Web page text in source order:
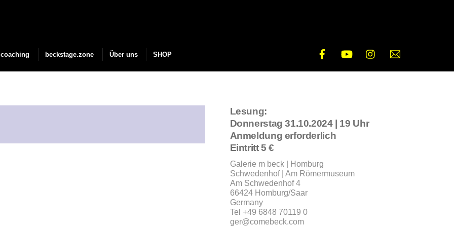
coaching beckstage.zone Über uns SHOP
Lesung:
Donnerstag 31.10.2024 | 19 Uhr
Anmeldung erforderlich
Eintritt 5 €
Galerie m beck | Homburg
Schwedenhof | Am Römermuseum
Am Schwedenhof 4
66424 Homburg/Saar
Germany
Tel +49 6848 70119 0
ger@comebeck.com